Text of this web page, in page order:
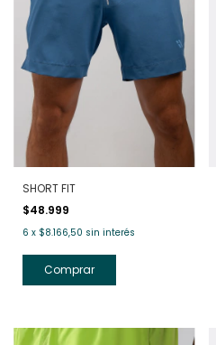
SHORT FIT
$48.999
6 x $8.166,50 sin interés
Comprar